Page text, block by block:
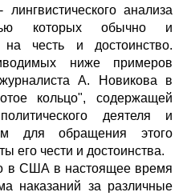
анализа
которых обычно и
честь и достоинство.
ниже примеров
А. Новикова в
кольцо", содержащей
деятеля и
для обращения этого
его чести и достоинства.
в США в настоящее время
наказаний за различные